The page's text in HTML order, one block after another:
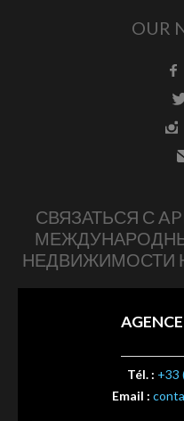
OUR
СВЯЗАТЬСЯ С
НЕДВИЖИМОСТИ
Tél. : +33
Email :